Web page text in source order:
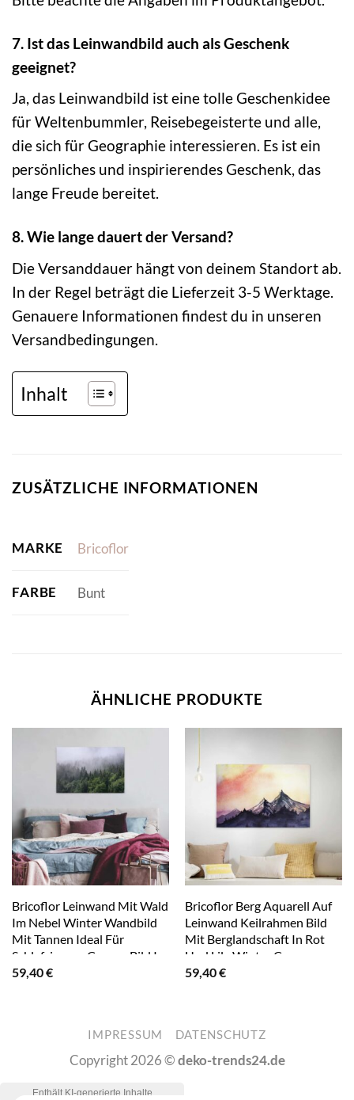
7. Ist das Leinwandbild auch als Geschenk
geeignet?
Ja, das Leinwandbild ist eine tolle Geschenkidee
für Weltenbummler, Reisebegeisterte und alle,
die sich für Geographie interessieren. Es ist ein
persönliches und inspirierendes Geschenk, das
lange Freude bereitet.
8. Wie lange dauert der Versand?
Die Versanddauer hängt von deinem Standort ab.
In der Regel beträgt die Lieferzeit 3-5 Werktage.
Genauere Informationen findest du in unseren
Versandbedingungen.
Inhalt
ZUSÄTZLICHE INFORMATIONEN
MARKE Bricoflor
FARBE Bunt
ÄHNLICHE PRODUKTE
Bricoflor Leinwand Mit Wald
Im Nebel Winter Wandbild
Mit Tannen Ideal Für
Schlafzimmer Canvas Bild Im
Querformat Mit Landschaft
59,40€
Bricoflor Berg Aquarell Auf
Leinwand Keilrahmen Bild
Mit Berglandschaft In Rot
Und Lila Winter Canvas
Leinwandbild Im
59,40€
IMPRESSUM DATENSCHUTZ
Copyright 2026 ©deko-trends24.de